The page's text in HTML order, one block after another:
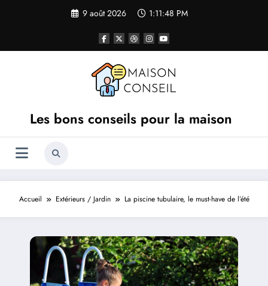
9 août 2026 1:11:49 PM
Les bons conseils pour la maison
Accueil Extérieurs / Jardin La piscine tubulaire, le must-have de l’été